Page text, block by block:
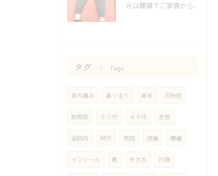
タグ Tags
肩の痛み 鼻づまり 鼻水 花粉症
股関節 ５０代 ４０代 足首
過回内 60代 原因 頭痛 腰痛
インソール 靴 歩き方 打撲